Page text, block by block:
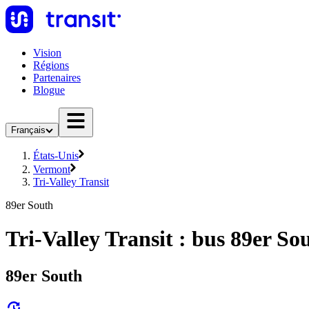
Vision
Régions
Partenaires
Blogue
Français
États-Unis
Vermont
Tri-Valley Transit
89er South
Tri-Valley Transit : bus 89er
89er South